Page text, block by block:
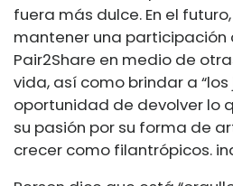
fuera más dulce. En el
mantener una participación
Pair2Share en medio de
vida, así como brindar a
oportunidad de devolver lo
su pasión por su forma de
crecer como filantrópicos.